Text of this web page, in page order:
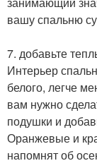
вашу спальню
7. добавьте
Интерьер
белого, легче
вам нужно
подушки и
Оранжевые и
напомнят об